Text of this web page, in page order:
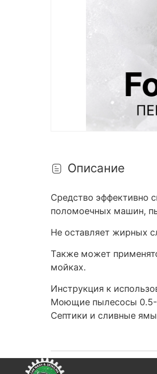
Описание
Средство эффективно
поломоечных машин,
Не оставляет жирных
Также может
мойках.
Инструкция к
Моющие пылесосы 0.5-
Септики и сливные